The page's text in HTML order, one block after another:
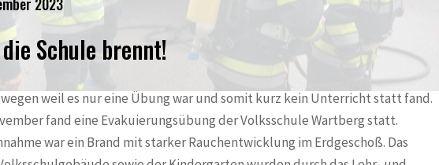
Schule brennt!
weil es nur eine Übung war und somit kurz kein Unterricht statt fand.
fand eine Evakuierungsübung der Volksschule Wartberg statt.
war ein Brand mit starker Rauchentwicklung im Erdgeschoß. Das